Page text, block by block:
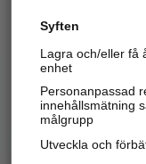
Hitta.se - Gratis
Sök företag,
Hitta
Syften
Lagra och/eller få
enhet
Personanpassad
innehållsmätning
målgrupp
Utveckla och